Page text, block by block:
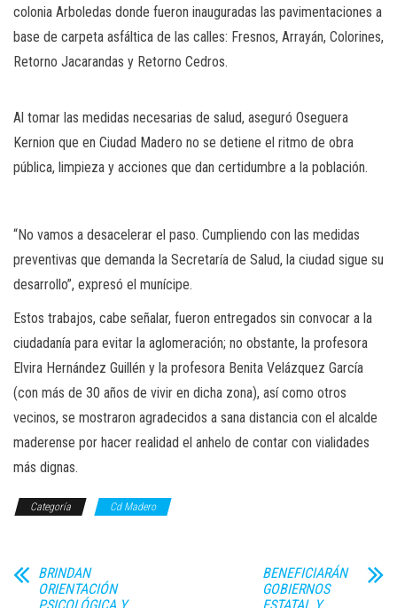
colonia Arboledas donde fueron inauguradas las pavimentaciones a
base de carpeta asfáltica de las calles: Fresnos, Arrayán, Colorines,
Retorno Jacarandas y Retorno Cedros.
Al tomar las medidas necesarias de salud, aseguró Oseguera
Kernion que en Ciudad Madero no se detiene el ritmo de obra
pública, limpieza y acciones que dan certidumbre a la población.
“No vamos a desacelerar el paso. Cumpliendo con las medidas
preventivas que demanda la Secretaría de Salud, la ciudad sigue su
desarrollo”, expresó el munícipe.
Estos trabajos, cabe señalar, fueron entregados sin convocar a la
ciudadanía para evitar la aglomeración; no obstante, la profesora
Elvira Hernández Guillén y la profesora Benita Velázquez García
(con más de 30 años de vivir en dicha zona), así como otros
vecinos, se mostraron agradecidos a sana distancia con el alcalde
maderense por hacer realidad el anhelo de contar con vialidades
más dignas.
Categoría Cd Madero
BRINDAN
ORIENTACIÓN
BENEFICIARÁN
GOBIERNOS